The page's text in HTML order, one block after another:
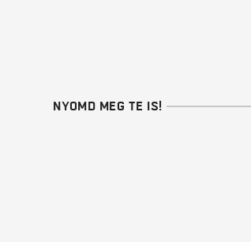
NYOMD MEG TE IS!